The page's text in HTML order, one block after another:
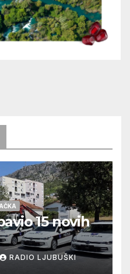
15 novih
RADIO LJUBUŠKI